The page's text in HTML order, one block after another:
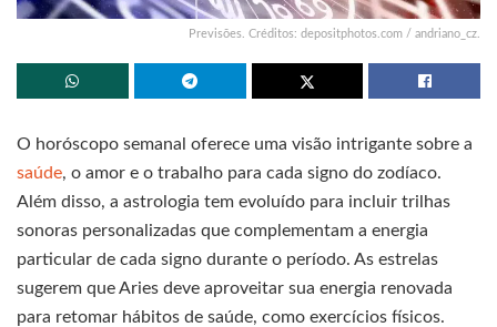
Previsões. Créditos: depositphotos.com / andriano_cz.
O horóscopo semanal oferece uma visão intrigante sobre a
saúde, o amor e o trabalho para cada signo do zodíaco.
Além disso, a astrologia tem evoluído para incluir trilhas
sonoras personalizadas que complementam a energia
particular de cada signo durante o período. As estrelas
sugerem que Aries deve aproveitar sua energia renovada
para retomar hábitos de saúde, como exercícios físicos.